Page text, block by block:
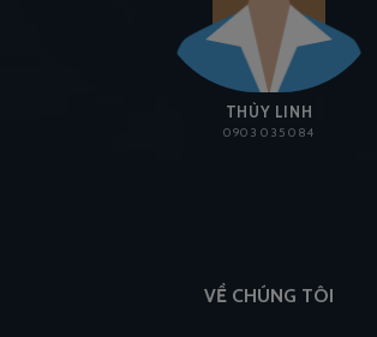
THÙY LINH
0903 035 084
VỀ CHÚNG TÔI